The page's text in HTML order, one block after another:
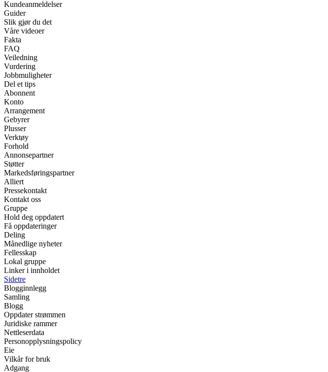
Kundeanmeldelser
Guider
Slik gjør du det
Våre videoer
Fakta
FAQ
Veiledning
Vurdering
Jobbmuligheter
Del et tips
Abonnent
Konto
Arrangement
Gebyrer
Plusser
Verktøy
Forhold
Annonsepartner
Støtter
Markedsføringspartner
Alliert
Pressekontakt
Kontakt oss
Gruppe
Hold deg oppdatert
Få oppdateringer
Deling
Månedlige nyheter
Fellesskap
Lokal gruppe
Linker i innholdet
Sidetre
Blogginnlegg
Samling
Blogg
Oppdater strømmen
Juridiske rammer
Nettleserdata
Personopplysningspolicy
Eie
Vilkår for bruk
Adgang